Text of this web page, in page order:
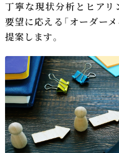
丁寧な現状分析とヒアリ
要望に応える「オーダー
提案します。